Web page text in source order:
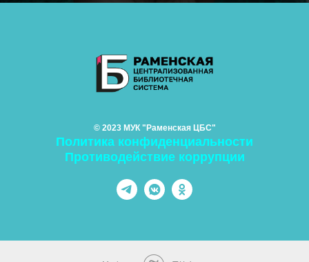
© 2023 МУК "Раменская ЦБС"
Политика конфиденциальности
Противодействие коррупции